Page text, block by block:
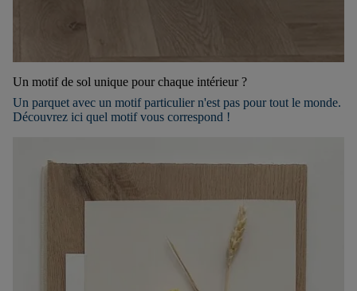
Un motif de sol unique pour chaque intérieur ?
Un parquet avec un motif particulier n'est pas pour tout le monde.
Découvrez ici quel motif vous correspond !